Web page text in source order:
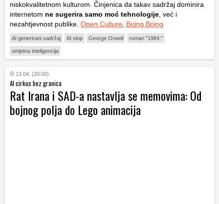
niskokvalitetnom kulturom. Činjenica da takav sadržaj dominira
internetom ne sugerira samo moć tehnologije , već i
nezahtjevnost publike. Open Culture Boing Boing
AI generirani sadržaj AI slop George Orwell roman "1984."
umjetna inteligencija
13.04. (20:00)
AI cirkus bez granica
Rat Irana i SAD-a nastavlja se memovima: Od
bojnog polja do Lego animacija